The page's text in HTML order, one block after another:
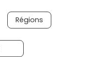
Régions